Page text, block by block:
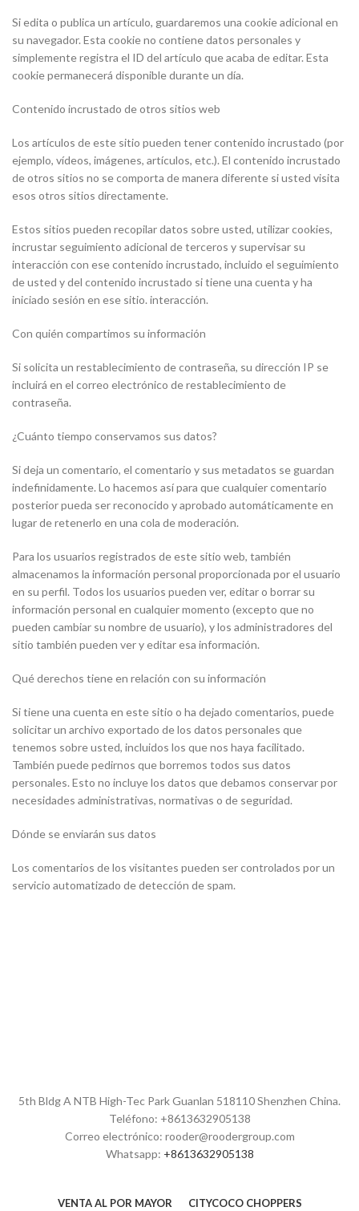
Si edita o publica un artículo, guardaremos una cookie adicional en
su navegador. Esta cookie no contiene datos personales y
simplemente registra el ID del artículo que acaba de editar. Esta
cookie permanecerá disponible durante un día.
Contenido incrustado de otros sitios web
Los artículos de este sitio pueden tener contenido incrustado (por
ejemplo, vídeos, imágenes, artículos, etc.). El contenido incrustado
de otros sitios no se comporta de manera diferente si usted visita
esos otros sitios directamente.
Estos sitios pueden recopilar datos sobre usted, utilizar cookies,
incrustar seguimiento adicional de terceros y supervisar su
interacción con ese contenido incrustado, incluido el seguimiento
de usted y del contenido incrustado si tiene una cuenta y ha
iniciado sesión en ese sitio. interacción.
Con quién compartimos su información
Si solicita un restablecimiento de contraseña, su dirección IP se
incluirá en el correo electrónico de restablecimiento de
contraseña.
¿Cuánto tiempo conservamos sus datos?
Si deja un comentario, el comentario y sus metadatos se guardan
indefinidamente. Lo hacemos así para que cualquier comentario
posterior pueda ser reconocido y aprobado automáticamente en
lugar de retenerlo en una cola de moderación.
Para los usuarios registrados de este sitio web, también
almacenamos la información personal proporcionada por el usuario
en su perfil. Todos los usuarios pueden ver, editar o borrar su
información personal en cualquier momento (excepto que no
pueden cambiar su nombre de usuario), y los administradores del
sitio también pueden ver y editar esa información.
Qué derechos tiene en relación con su información
Si tiene una cuenta en este sitio o ha dejado comentarios, puede
solicitar un archivo exportado de los datos personales que
tenemos sobre usted, incluidos los que nos haya facilitado.
También puede pedirnos que borremos todos sus datos
personales. Esto no incluye los datos que debamos conservar por
necesidades administrativas, normativas o de seguridad.
Dónde se enviarán sus datos
Los comentarios de los visitantes pueden ser controlados por un
servicio automatizado de detección de spam.
5th Bldg A NTB High-Tec Park Guanlan 518110 Shenzhen China.
Teléfono: +8613632905138
Correo electrónico: rooder@roodergroup.com
Whatsapp: +8613632905138
VENTA AL POR MAYOR CITYCOCO CHOPPERS